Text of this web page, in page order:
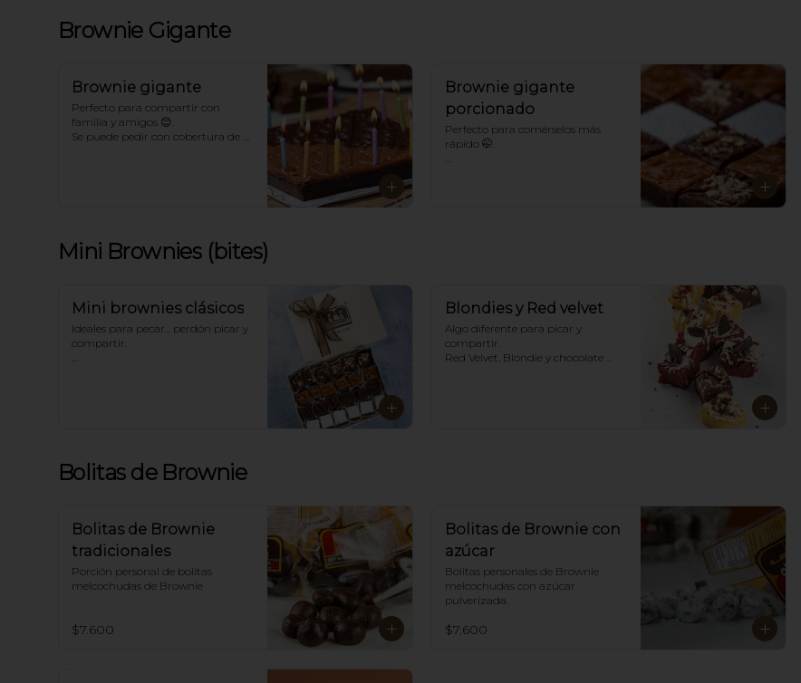
Brownie Gigante
Brownie gigante
Perfecto para compartir con
familia y amigos 😊.
Se puede pedir con cobertura de
Brownie gigante
porcionado
Perfecto para comérselos más
rápido 🤭.
Mini Brownies (bites)
Mini brownies clásicos
Ideales para pecar... perdón picar y
compartir.
Blondies y Red velvet
Algo diferente para picar y
compartir.
Red Velvet, Blondie y chocolate
Bolitas de Brownie
Bolitas de Brownie
tradicionales
Porción personal de bolitas
melcochudas de Brownie
$7.600
Bolitas de Brownie con
azúcar
Bolitas personales de Brownie
melcochudas con azúcar
pulverizada.
$7.600